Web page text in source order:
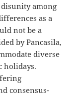
among
as a
not be a
by Pancasila,
diverse
holidays.
consensus-